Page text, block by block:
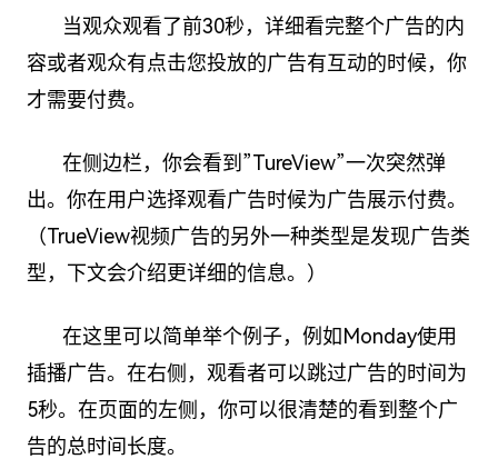
当观众观看了前30秒，详细看完整个广告的内
容或者观众有点击您投放的广告有互动的时候，你
才需要付费。
在侧边栏，你会看到”TureView”一次突然弹
出。你在用户选择观看广告时候为广告展示付费。
（TrueView视频广告的另外一种类型是发现广告类
型，下文会介绍更详细的信息。）
在这里可以简单举个例子，例如Monday使用
插播广告。在右侧，观看者可以跳过广告的时间为
5秒。在页面的左侧，你可以很清楚的看到整个广
告的总时间长度。